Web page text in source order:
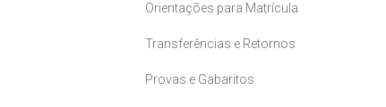
Orientações para Matrícula
Transferências e Retornos
Provas e Gabaritos